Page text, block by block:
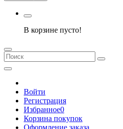
В корзине пусто!
Войти
Регистрация
Избранное0
Корзина покупок
Оформление заказа